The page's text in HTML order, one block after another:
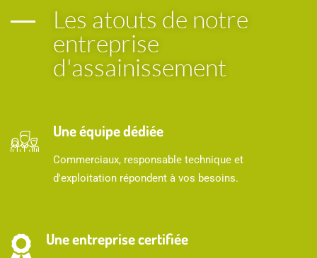
Les atouts de notre
entreprise
d'assainissement
Une équipe dédiée
Commerciaux, responsable technique et
d'exploitation répondent à vos besoins.
Une entreprise certifiée